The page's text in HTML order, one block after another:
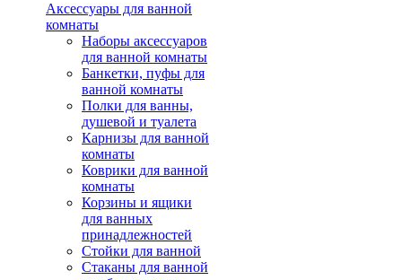
Аксессуары для ванной
комнаты
Наборы аксессуаров
для ванной комнаты
Банкетки, пуфы для
ванной комнаты
Полки для ванны,
душевой и туалета
Карнизы для ванной
комнаты
Коврики для ванной
комнаты
Корзины и ящики
для ванных
принадлежностей
Стойки для ванной
Стаканы для ванной